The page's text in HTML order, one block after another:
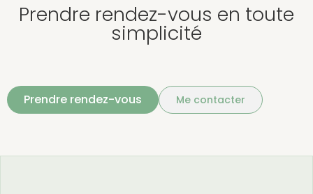
Prendre rendez-vous en toute
simplicité
Prendre rendez-vous Me contacter